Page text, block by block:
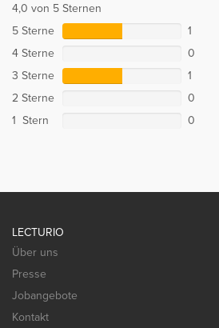
4,0 von 5 Sternen
5 Sterne
1
4 Sterne
0
3 Sterne
1
2 Sterne
0
1 Stern
0
LECTURIO
Über uns
Presse
Jobangebote
Kontakt